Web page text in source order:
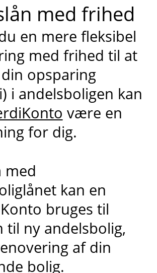
med frihed
en mere fleksibel
med frihed til at
opsparing
i andelsboligen kan
være en
for dig.
med
kan en
bruges til
til ny andelsbolig,
af din
bolig.